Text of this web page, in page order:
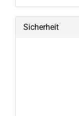
Sicherheit